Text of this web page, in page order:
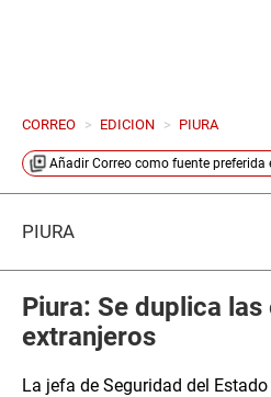
CORREO > EDICION > PIURA
Añadir Correo como fuente preferida
PIURA
Piura: Se duplica
extranjeros
La jefa de Seguridad del